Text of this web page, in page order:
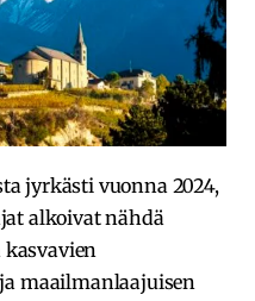
jyrkästi vuonna 2024,
alkoivat nähdä
maailmanlaajuisen